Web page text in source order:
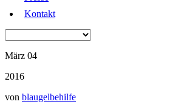
Kontakt
März 04
2016
von blaugelbehilfe